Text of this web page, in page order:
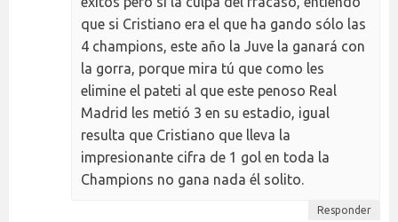
que si Cristiano era el que ha gando sólo las
4 champions, este año la Juve la ganará con
la gorra, porque mira tú que como les
elimine el pateti al que este penoso Real
Madrid les metió 3 en su estadio, igual
resulta que Cristiano que lleva la
impresionante cifra de 1 gol en toda la
Champions no gana nada él solito.
Responder